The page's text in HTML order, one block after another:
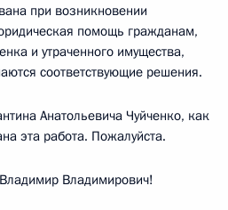
при возникновении
помощь гражданам,
и утраченного имущества,
соответствующие решения.
Анатольевича Чуйченко, как
эта работа. Пожалуйста.
Владимирович!